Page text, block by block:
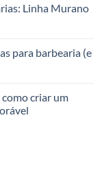
Linha Murano
para barbearia (e
criar um